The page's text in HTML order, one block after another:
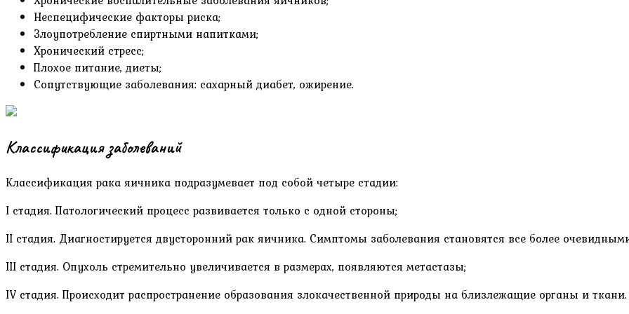
Неспецифические факторы риска;
Злоупотребление спиртными напитками;
Хронический стресс;
Плохое питание, диеты;
Сопутствующие заболевания: сахарный диабет, ожирение.
Классификация заболеваний
Классификация рака яичника подразумевает под собой четыре стадии:
I стадия. Патологический процесс развивается только с одной стороны;
II стадия. Диагностируется двусторонний рак яичника. Симптомы заболевания становятся все более
III стадия. Опухоль стремительно увеличивается в размерах, появляются метастазы;
IV стадия. Происходит распространение образования злокачественной природы на близлежащие органы и ткани.